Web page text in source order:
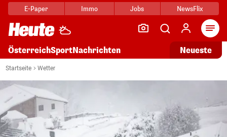
E-Paper Immo Jobs NewsFlix
ÖsterreichSportNachrichten Neueste
Startseite Wetter